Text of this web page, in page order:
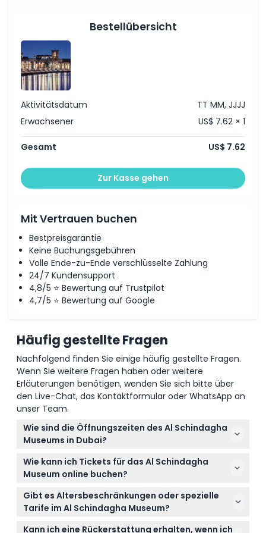
Stornierungsbedingungen
Bestellübersicht
Aktivitätsdatum
TT MM, JJJJ
Erwachsener
US$ 7.62 × 1
Gesamt US$ 7.62
Zur Kasse gehen
Mit Vertrauen buchen
Bestpreisgarantie
Keine Buchungsgebühren
Volle Ende-zu-Ende verschlüsselte Zahlung
24/7 Kundensupport
4,8/5 ⭐ Bewertung auf Trustpilot
4,7/5 ⭐ Bewertung auf Google
Häufig gestellte Fragen
Nachfolgend finden Sie einige häufig gestellte Fragen.
Wenn Sie weitere Fragen haben oder weitere
Erläuterungen benötigen, wenden Sie sich bitte über
den Live-Chat, das Kontaktformular oder WhatsApp an
unser Team.
Wie sind die Öffnungszeiten des Al Schindagha
Museums in Dubai?
Das Al Schindagha Museum ist täglich von 10:00 bis
20:00 Uhr geöffnet, der letzte Einlass ist um 19:00
auf 9:00 bis 17:00 Uhr, der letzte Einlass ist um 16:00
Uhr (Änderungen vorbehalten – bitte bestätigen Sie
Wie kann ich Tickets für das Al Schindagha
Museum online buchen?
Sie können Ihre Tickets ganz einfach online hier auf
dieser Webseite buchen. Wählen Sie während des
Buchungsvorgangs Ihr Datum und den Tickettyp,
um Ihren Besuch zu sichern.
Gibt es Altersbeschränkungen oder spezielle
Tarife im Al Schindagha Museum?
Kinder unter 5 Jahren haben freien Eintritt. Besucher
Kann ich eine Rückerstattung erhalten, wenn ich